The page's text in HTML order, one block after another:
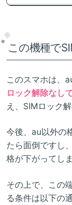
この機種で
このスマホは、
ロック解除なし
え、SIMロック
今後、au以外の
たら面倒ですし
格が下がってし
その上で、この
る条件は以下の通